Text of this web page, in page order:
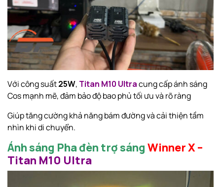
Với công suất25W, Titan M10 Ultracung cấp ánh sáng
Cos mạnh mẽ, đảm bảo độ bao phủ tối ưu và rõ ràng
Giúp tăng cường khả năng bám đường và cải thiện tầm
nhìn khi di chuyển.
Ánh sáng Pha đèn trợ sáng Winner X –
Titan M10 Ultra